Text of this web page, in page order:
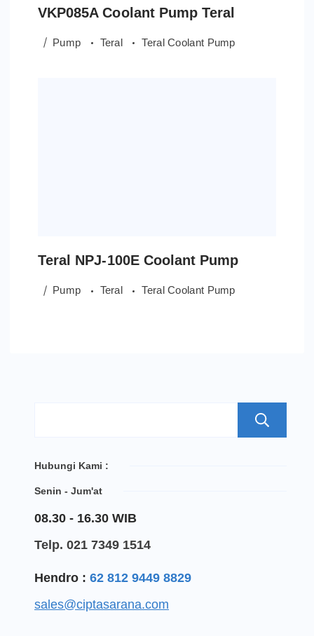
VKP085A Coolant Pump Teral
Pump Teral Teral Coolant Pump
Teral NPJ-100E Coolant Pump
Pump Teral Teral Coolant Pump
Hubungi Kami :
Senin - Jum'at
08.30 - 16.30 WIB
Telp. 021 7349 1514
Hendro : 62 812 9449 8829
sales@ciptasarana.com